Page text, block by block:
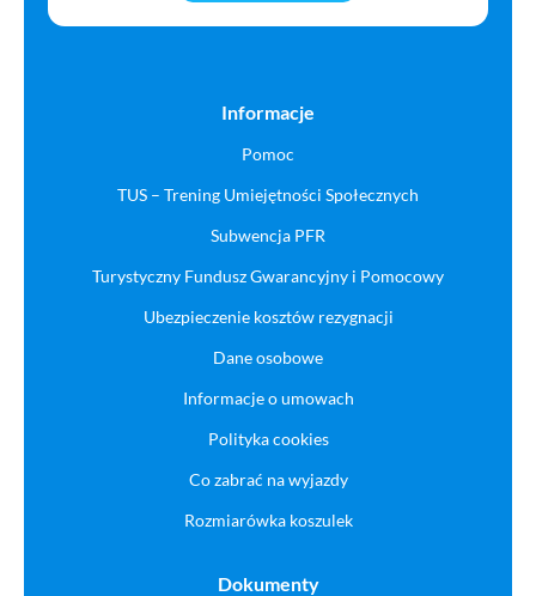
Informacje
Pomoc
TUS – Trening Umiejętności Społecznych
Subwencja PFR
Turystyczny Fundusz Gwarancyjny i Pomocowy
Ubezpieczenie kosztów rezygnacji
Dane osobowe
Informacje o umowach
Polityka cookies
Co zabrać na wyjazdy
Rozmiarówka koszulek
Dokumenty